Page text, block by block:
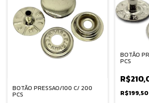
BOTÃO PRESSAO/100 C/ 200
PCS
BOTÃO
PCS
R$199,50